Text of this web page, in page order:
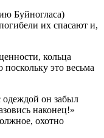
Буйногласа)
их спасают и,
кольца
это весьма
одеждой он забыл
наконец!»
охотно